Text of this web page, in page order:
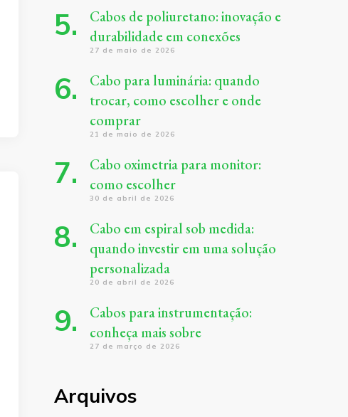
Cabos de poliuretano: inovação e
durabilidade em conexões
27 de maio de 2026
Cabo para luminária: quando
trocar, como escolher e onde
comprar
21 de maio de 2026
Cabo oximetria para monitor:
como escolher
30 de abril de 2026
Cabo em espiral sob medida:
quando investir em uma solução
personalizada
20 de abril de 2026
Cabos para instrumentação:
conheça mais sobre
27 de março de 2026
Arquivos